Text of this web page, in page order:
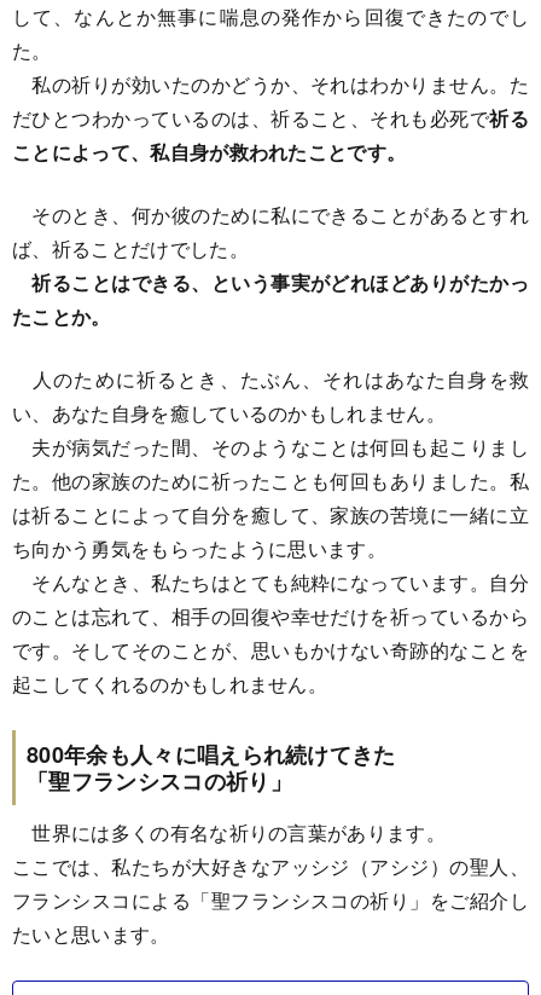
して、なんとか無事に喘息の発作から回復できたのでし
た。
私の祈りが効いたのかどうか、それはわかりません。た
だひとつわかっているのは、祈ること、それも必死で祈る
ことによって、私自身が救われたことです。
そのとき、何か彼のために私にできることがあるとすれ
ば、祈ることだけでした。
祈ることはできる、という事実がどれほどありがたかっ
たことか。
人のために祈るとき、たぶん、それはあなた自身を救
い、あなた自身を癒しているのかもしれません。
夫が病気だった間、そのようなことは何回も起こりまし
た。他の家族のために祈ったことも何回もありました。私
は祈ることによって自分を癒して、家族の苦境に一緒に立
ち向かう勇気をもらったように思います。
そんなとき、私たちはとても純粋になっています。自分
のことは忘れて、相手の回復や幸せだけを祈っているから
です。そしてそのことが、思いもかけない奇跡的なことを
起こしてくれるのかもしれません。
800年余も人々に唱えられ続けてきた
「聖フランシスコの祈り」
世界には多くの有名な祈りの言葉があります。
ここでは、私たちが大好きなアッシジ（アシジ）の聖人、
フランシスコによる「聖フランシスコの祈り」をご紹介し
たいと思います。